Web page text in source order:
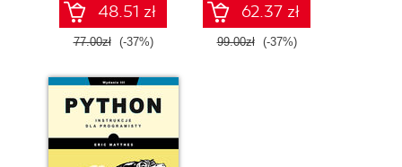
48.51 zł
77.00zł (-37%)
62.37 zł
99.00zł (-37%)